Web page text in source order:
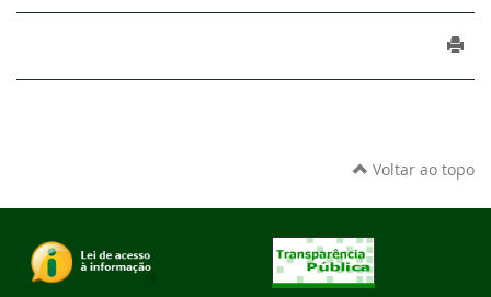
Voltar ao topo